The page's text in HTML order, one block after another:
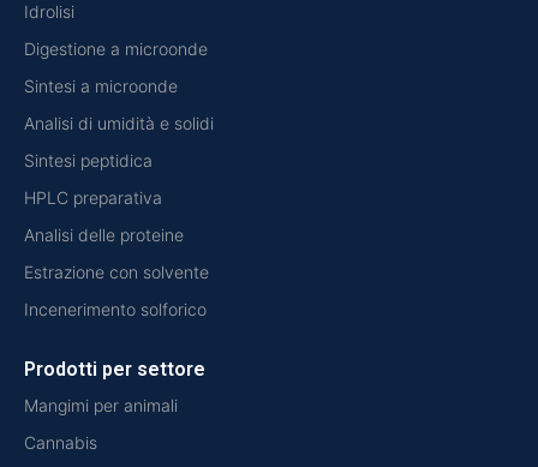
Idrolisi
Digestione a microonde
Sintesi a microonde
Analisi di umidità e solidi
Sintesi peptidica
HPLC preparativa
Analisi delle proteine
Estrazione con solvente
Incenerimento solforico
Prodotti per settore
Mangimi per animali
Cannabis